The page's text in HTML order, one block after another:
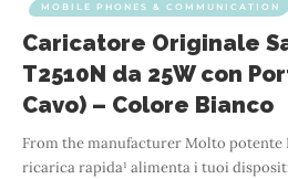
MOBILE PHONES & COMMUNICATION
Caricatore Originale
T2510N da 25W con
Cavo) – Colore Bianco
From the manufacturer Molto potente
ricarica rapida¹ alimenta i tuoi